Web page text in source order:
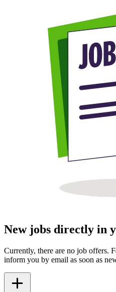
New jobs directly in
Currently, there are no job offers.
inform you by email as soon as